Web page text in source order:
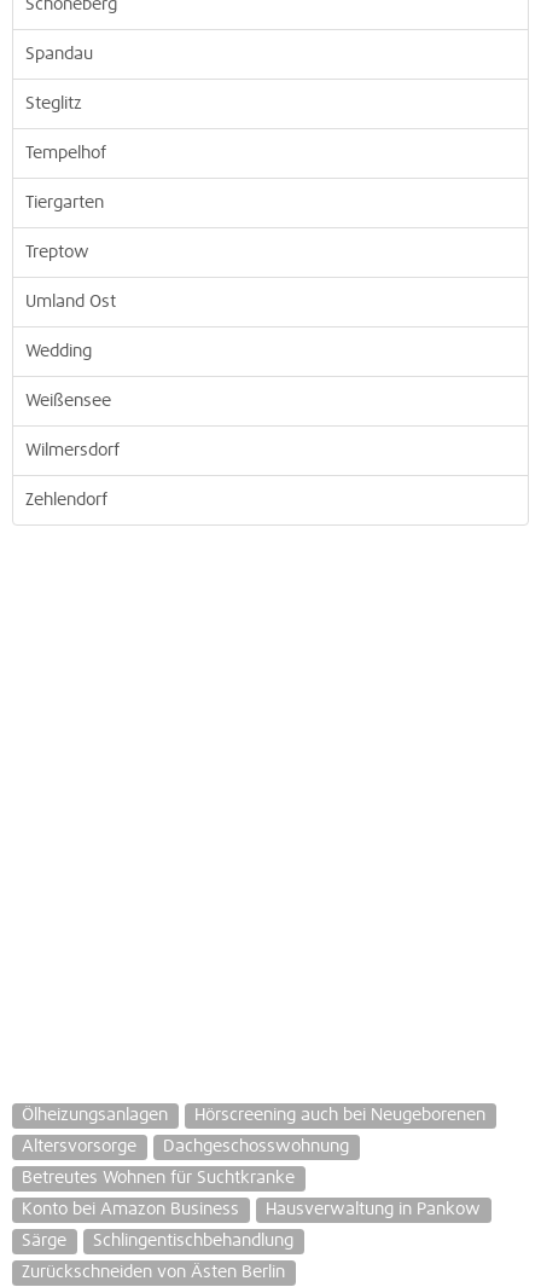
Schöneberg
Spandau
Steglitz
Tempelhof
Tiergarten
Treptow
Umland Ost
Wedding
Weißensee
Wilmersdorf
Zehlendorf
Ölheizungsanlagen
Hörscreening auch bei Neugeborenen
Altersvorsorge
Dachgeschosswohnung
Betreutes Wohnen für Suchtkranke
Konto bei Amazon Business
Hausverwaltung in Pankow
Särge
Schlingentischbehandlung
Zurückschneiden von Ästen Berlin